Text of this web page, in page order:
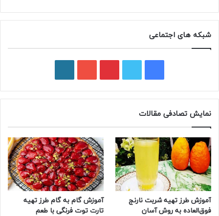
شبکه های اجتماعی
ی
س
ب
و
و
ی
ت
ر
ی
ت
ر
ی
س
ت
و
ی
و
ب
ر
پ
ر
س
نمایش تصادفی مقالات
آموزش طرز تهیه شربت نارنج
فوق‌العاده به روش آسان
آموزش گام به گام طرز تهیه
تارت توت فرنگی با طعم